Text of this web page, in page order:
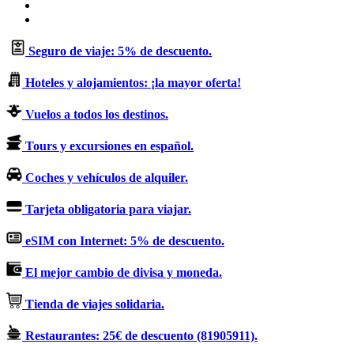
Seguro de viaje: 5% de descuento.
Hoteles y alojamientos: ¡la mayor oferta!
Vuelos a todos los destinos.
Tours y excursiones en español.
Coches y vehículos de alquiler.
Tarjeta obligatoria para viajar.
eSIM con Internet: 5% de descuento.
El mejor cambio de divisa y moneda.
Tienda de viajes solidaria.
Restaurantes: 25€ de descuento (81905911).